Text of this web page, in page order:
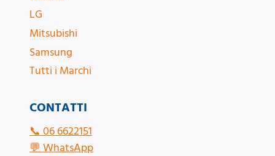
CONTATTI
📞06 6622151
💬WhatsApp
LG
Mitsubishi
Samsung
Tutti i Marchi